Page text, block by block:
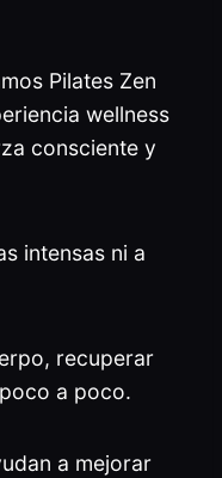
Pilates Zen
wellness
consciente y
intensas ni a
recuperar
a poco.
a mejorar